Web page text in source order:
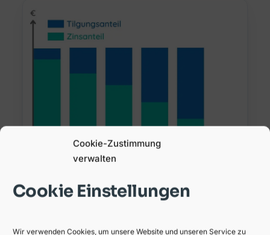
Cookie-Zustimmung
verwalten
Cookie Einstellungen
Wir verwenden Cookies, um unsere Website und unseren Service zu
Damit Sie ein Annuitätendarlehen erhalten